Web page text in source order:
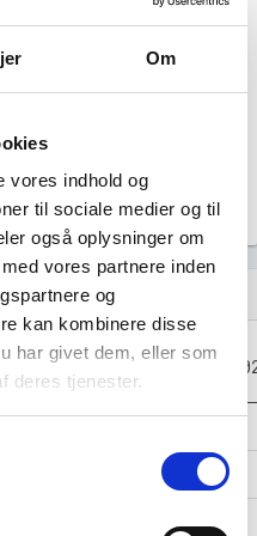
Om
vores indhold og
til sociale medier og til
også oplysninger om
vores partnere inden
og
kan kombinere disse
har givet dem, eller som
deres tjenester.
2024-12 2023-12
-11